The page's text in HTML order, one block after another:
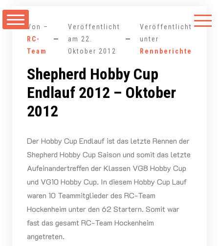
Inhalt
Von –
RC-
Team
Veröffentlicht
am 22.
Oktober 2012
Veröffentlicht
unter
Rennberichte
Shepherd Hobby Cup
Endlauf 2012 – Oktober
2012
Der Hobby Cup Endlauf ist das letzte Rennen der
Shepherd Hobby Cup Saison und somit das letzte
Aufeinandertreffen der Klassen VG8 Hobby Cup
und VG10 Hobby Cup. In diesem Hobby Cup Lauf
waren 10 Teammitglieder des RC-Team
Hockenheim unter den 62 Startern. Somit war
fast das gesamt RC-Team Hockenheim
angetreten.